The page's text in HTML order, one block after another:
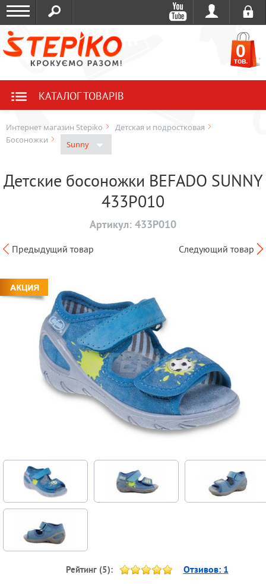
0
тов.
КАТАЛОГ ТОВАРІВ
Интернет магазин Stepiko
Детская и подростковая
Босоножки
Sunny
Детские босоножки BEFADO SUNNY
433P010
Артикул: 433P010
Предыдущий товар Следующий товар
Рейтинг (5): Отзивов: 1